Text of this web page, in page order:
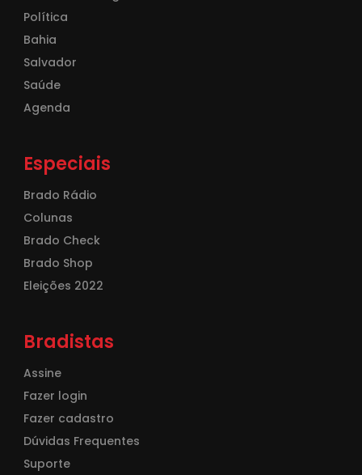
Política
Bahia
Salvador
Saúde
Agenda
Especiais
Brado Rádio
Colunas
Brado Check
Brado Shop
Eleições 2022
Bradistas
Assine
Fazer login
Fazer cadastro
Dúvidas Frequentes
Suporte